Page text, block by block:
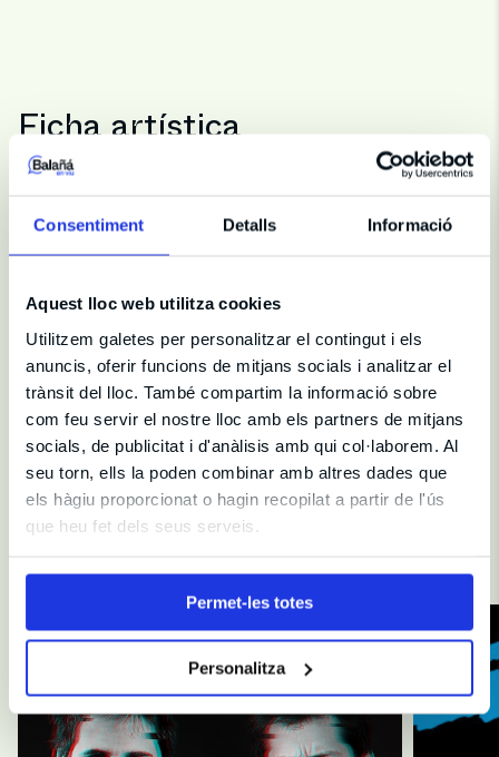
Consentiment Detalls Informació
Aquest lloc web utilitza cookies
Utilitzem galetes per personalitzar el contingut i els
anuncis, oferir funcions de mitjans socials i analitzar el
trànsit del lloc. També compartim la informació sobre
com feu servir el nostre lloc amb els partners de mitjans
socials, de publicitat i d'anàlisis amb qui col·laborem. Al
seu torn, ells la poden combinar amb altres dades que
els hàgiu proporcionat o hagin recopilat a partir de l'ús
que heu fet dels seus serveis.
Permet-les totes
Personalitza
Ficha artística
Duración 75 min
Elenco
Artista